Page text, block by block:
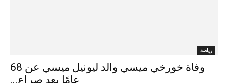
رياضة
وفاة خورخي ميسي والد ليونيل ميسي عن 68
عامًا بعد صراع...